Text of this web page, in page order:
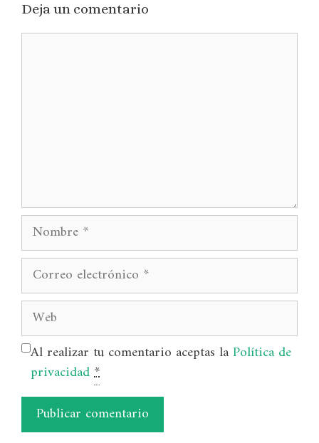
Deja un comentario
Nombre
Correo
electrónico
Web
Al realizar tu comentario aceptas laPolítica de
privacidad*